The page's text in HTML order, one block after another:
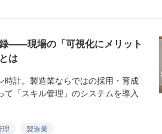
——現場の「可視化にメリット
は
計。製造業ならではの採用・育成
「スキル管理」のシステムを導入
理
製造業